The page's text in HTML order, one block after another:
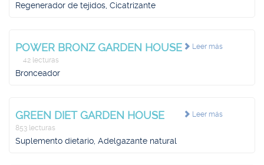
Regenerador de tejidos, Cicatrizante
Leer más
POWER BRONZ GARDEN HOUSE
42 lecturas
Bronceador
Leer más
GREEN DIET GARDEN HOUSE
853 lecturas
Suplemento dietario, Adelgazante natural